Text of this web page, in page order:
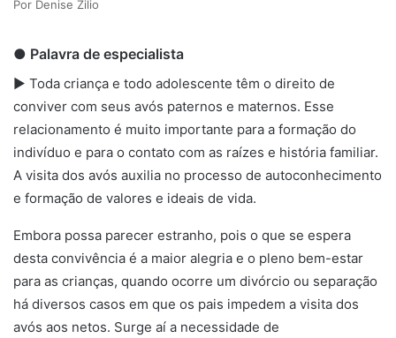
Denise Zilio
● Palavra de especialista
► Toda criança e todo adolescente têm o direito de
conviver com seus avós paternos e maternos. Esse
relacionamento é muito importante para a formação do
indivíduo e para o contato com as raízes e história familiar.
A visita dos avós auxilia no processo de autoconhecimento
e formação de valores e ideais de vida.
Embora possa parecer estranho, pois o que se espera
desta convivência é a maior alegria e o pleno bem-estar
para as crianças, quando ocorre um divórcio ou separação
há diversos casos em que os pais impedem a visita dos
avós aos netos. Surge aí a necessidade de